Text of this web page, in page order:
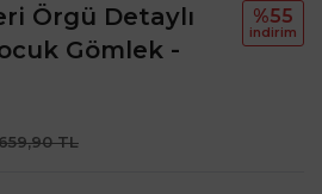
Örgü Detaylı
Gömlek -
TL
%55
i̇ndi̇ri̇m